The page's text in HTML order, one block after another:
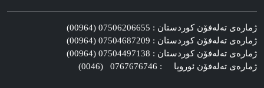
ژماره‌ی ته‌له‌فۆن کوردستان : 07506206655 (00964)
ژماره‌ی ته‌له‌فۆن کوردستان : 07504687209 (00964)
ژماره‌ی ته‌له‌فۆن کوردستان : 07504497138 (00964)
ژماره‌ی ته‌له‌فۆن ئوروپا : 0767676746 (0046)